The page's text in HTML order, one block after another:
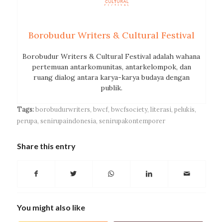
Borobudur Writers & Cultural Festival
Borobudur Writers & Cultural Festival adalah wahana
pertemuan antarkomunitas, antarkelompok, dan
ruang dialog antara karya-karya budaya dengan
publik.
Tags: borobudurwriters, bwcf, bwcfsociety, literasi, pelukis,
perupa, senirupaindonesia, senirupakontemporer
Share this entry
You might also like